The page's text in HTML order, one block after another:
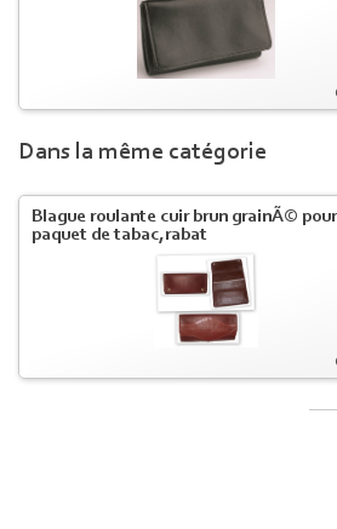
Dans la même catégorie
Blague roulante cuir brun grainÃ© pour
paquet de tabac,rabat